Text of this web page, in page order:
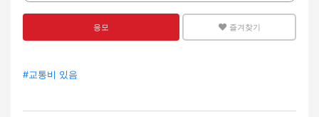
응모 즐겨찾기
#교통비 있음